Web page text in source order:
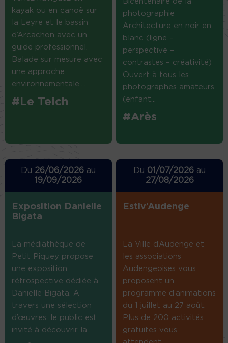
kayak ou en canoë sur
la Leyre et le bassin
d’Arcachon avec un
guide professionnel.
Balade sur mesure avec
une approche
environnementale....
#Le Teich
photographie
Architecture en noir en
blanc (ligne –
perspective –
contrastes – créativité)
Ouvert à tous les
photographes amateurs
(enfant...
#Arès
Du 26/06/2026 au
19/09/2026
Exposition Danielle
Bigata
La médiathèque de
Petit Piquey propose
une exposition
rétrospective dédiée à
Danielle Bigata. A
travers une sélection
d’œuvres, le public est
invité à découvrir la...
Du 01/07/2026 au
27/08/2026
Estiv’Audenge
La Ville d’Audenge et
les associations
Audengeoises vous
proposent un
programme d’animations
du 1 juillet au 27 août.
Plus de 200 activités
gratuites vous